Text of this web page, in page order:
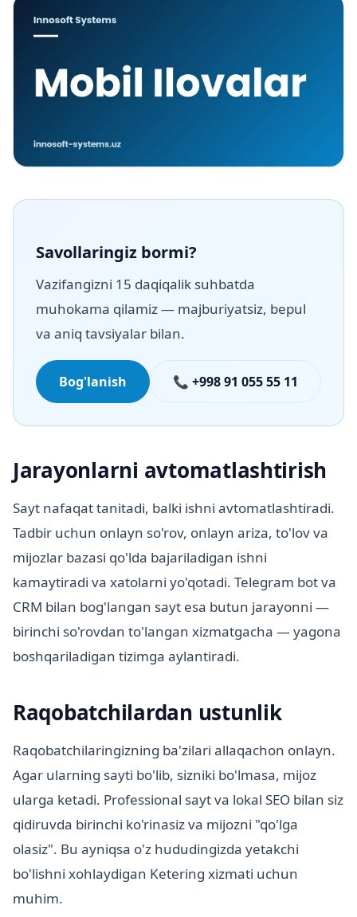
Savollaringiz bormi?
Vazifangizni 15 daqiqalik suhbatda
muhokama qilamiz — majburiyatsiz, bepul
va aniq tavsiyalar bilan.
Bog'lanish 📞 +998 91 055 55 11
Jarayonlarni avtomatlashtirish
Sayt nafaqat tanitadi, balki ishni avtomatlashtiradi.
Tadbir uchun onlayn so'rov, onlayn ariza, to'lov va
mijozlar bazasi qo'lda bajariladigan ishni
kamaytiradi va xatolarni yo'qotadi. Telegram bot va
CRM bilan bog'langan sayt esa butun jarayonni —
birinchi so'rovdan to'langan xizmatgacha — yagona
boshqariladigan tizimga aylantiradi.
Raqobatchilardan ustunlik
Raqobatchilaringizning ba'zilari allaqachon onlayn.
Agar ularning sayti bo'lib, sizniki bo'lmasa, mijoz
ularga ketadi. Professional sayt va lokal SEO bilan siz
qidiruvda birinchi ko'rinasiz va mijozni "qo'lga
olasiz". Bu ayniqsa o'z hududingizda yetakchi
bo'lishni xohlaydigan Ketering xizmati uchun
muhim.